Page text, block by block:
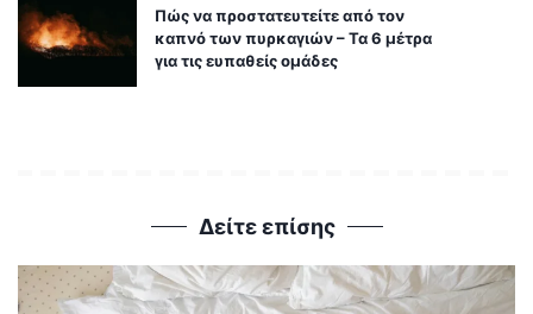
Πώς να προστατευτείτε από τον
καπνό των πυρκαγιών – Τα 6 μέτρα
για τις ευπαθείς ομάδες
Δείτε επίσης